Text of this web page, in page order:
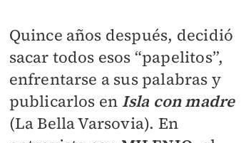
Quince años después, decidió
sacar todos esos “papelitos”,
enfrentarse a sus palabras y
publicarlos en Isla con madre
(La Bella Varsovia). En